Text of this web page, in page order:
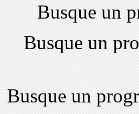
Busque un
Busque un
Busque un